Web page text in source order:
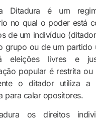
Ditadura é um
no qual o poder está
de um indivíduo
grupo ou de um partido
eleições livres e
popular é restrita ou
o ditador utiliza
para calar opositores.
os direitos